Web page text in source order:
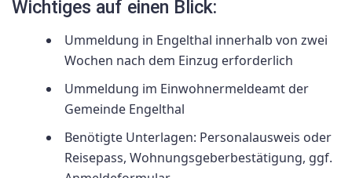
Wichtiges auf einen Blick:
Ummeldung in Engelthal innerhalb von zwei
Wochen nach dem Einzug erforderlich
Ummeldung im Einwohnermeldeamt der
Gemeinde Engelthal
Benötigte Unterlagen: Personalausweis oder
Reisepass, Wohnungsgeberbestätigung, ggf.